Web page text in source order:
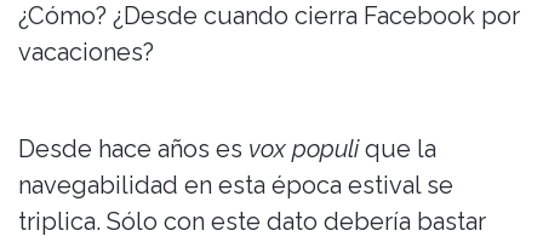
¿Cómo? ¿Desde cuando cierra Facebook por
vacaciones?
Desde hace años es vox populique la
navegabilidad en esta época estival se
triplica. Sólo con este dato debería bastar